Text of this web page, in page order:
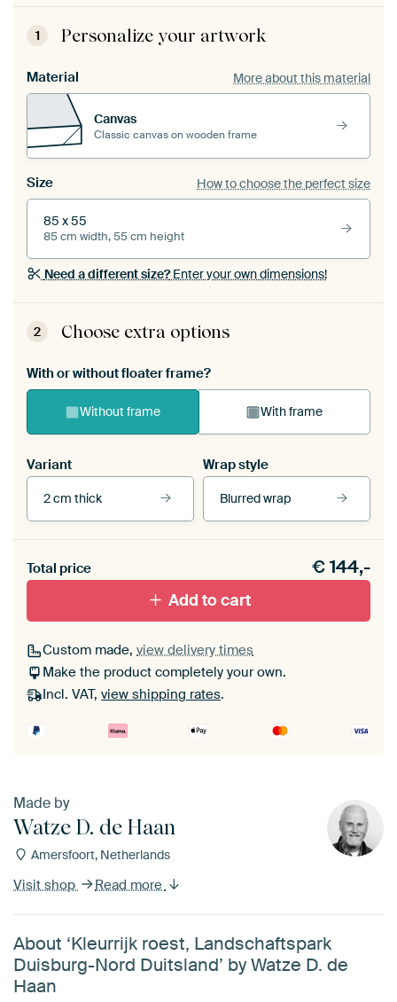
1 Personalize your artwork
Material More about this material
Canvas
Classic canvas on wooden frame
Size How to choose the perfect size
85 x 55
85 cm width, 55 cm height
Need a different size?Enter your own dimensions!
2 Choose extra options
With or without floater frame?
Without frame With frame
Variant
2 cm thick
Wrap style
Blurred wrap
With black floater frame With white floater frame
Total price €144,-
Add to cart
Custom made, view delivery times
Make the product completely your own.
Incl. VAT, view shipping rates.
Made by
Watze D. de Haan
Amersfoort, Netherlands
Visit shop Read more
About ‘Kleurrijk roest, Landschaftspark
Duisburg-Nord Duitsland’ by Watze D. de
Haan